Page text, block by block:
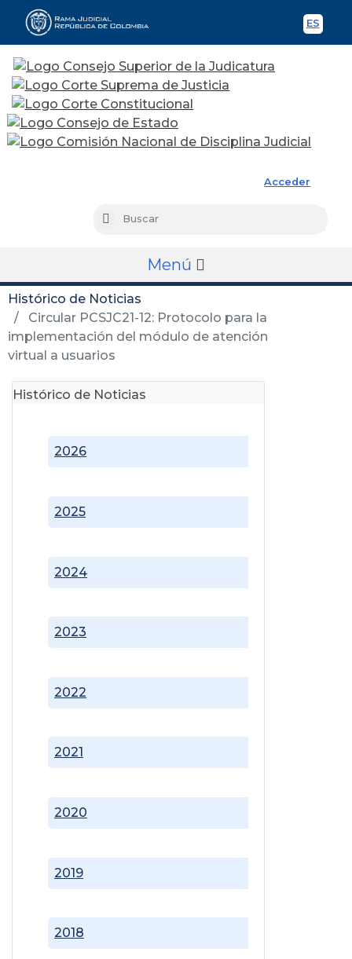
ES
Acceder
Buscar
Menú
Histórico de Noticias
Circular PCSJC21-12: Protocolo para la
implementación del módulo de atención
virtual a usuarios
Histórico de Noticias
2018
2019
2020
2021
2022
2023
2024
2025
2026